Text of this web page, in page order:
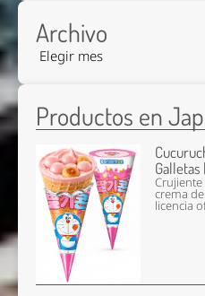
Archivo
Productos en
Galletas
crema
licencia